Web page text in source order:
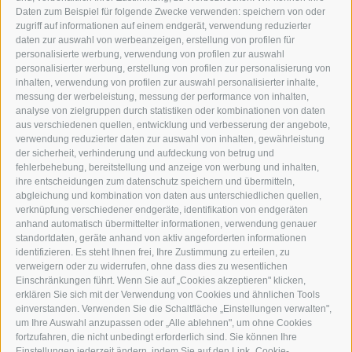
Daten zum Beispiel für folgende Zwecke verwenden: speichern von oder
zugriff auf informationen auf einem endgerät, verwendung reduzierter
daten zur auswahl von werbeanzeigen, erstellung von profilen für
personalisierte werbung, verwendung von profilen zur auswahl
personalisierter werbung, erstellung von profilen zur personalisierung von
inhalten, verwendung von profilen zur auswahl personalisierter inhalte,
messung der werbeleistung, messung der performance von inhalten,
analyse von zielgruppen durch statistiken oder kombinationen von daten
aus verschiedenen quellen, entwicklung und verbesserung der angebote,
verwendung reduzierter daten zur auswahl von inhalten, gewährleistung
der sicherheit, verhinderung und aufdeckung von betrug und
fehlerbehebung, bereitstellung und anzeige von werbung und inhalten,
ihre entscheidungen zum datenschutz speichern und übermitteln,
abgleichung und kombination von daten aus unterschiedlichen quellen,
verknüpfung verschiedener endgeräte, identifikation von endgeräten
anhand automatisch übermittelter informationen, verwendung genauer
standortdaten, geräte anhand von aktiv angeforderten informationen
identifizieren. Es steht Ihnen frei, Ihre Zustimmung zu erteilen, zu
verweigern oder zu widerrufen, ohne dass dies zu wesentlichen
Einschränkungen führt. Wenn Sie auf „Cookies akzeptieren" klicken,
erklären Sie sich mit der Verwendung von Cookies und ähnlichen Tools
einverstanden. Verwenden Sie die Schaltfläche „Einstellungen verwalten",
um Ihre Auswahl anzupassen oder „Alle ablehnen", um ohne Cookies
fortzufahren, die nicht unbedingt erforderlich sind. Sie können Ihre
I-39049 STERZING
TEL.: +39 0472 766876
GRAFIK@DERERKER.IT
INFO@DERERKER.IT
BARBARA.FONTANA@DERERKER.IT
DER ERKER
WERBEN IM ERKER
ONLINE-WERBUNG
SEPA-DAUERAUFTRAG
REGELN LESERKOMMENTARE
ONLINE VOTING
SERVICE
VERANSTALTUNGSKALENDER
KLEINANZEIGER
NÜTZLICHE LINKS
WETTER